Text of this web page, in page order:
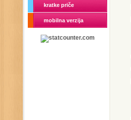
kratke priče
mobilna verzija